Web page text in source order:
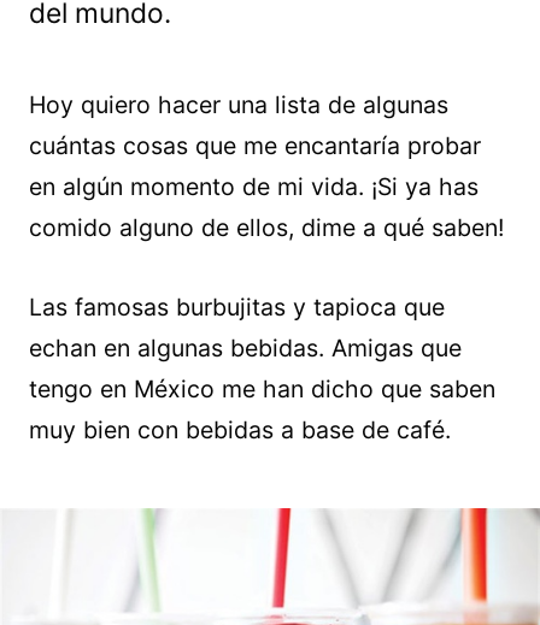
del mundo.
Hoy quiero hacer una lista de algunas
cuántas cosas que me encantaría probar
en algún momento de mi vida. ¡Si ya has
comido alguno de ellos, dime a qué saben!
Las famosas burbujitas y tapioca que
echan en algunas bebidas. Amigas que
tengo en México me han dicho que saben
muy bien con bebidas a base de café.